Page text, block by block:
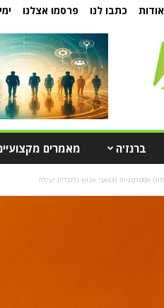
אודות כתבו לנו פרסמו אצלנו
ברנז'ה מאמרים